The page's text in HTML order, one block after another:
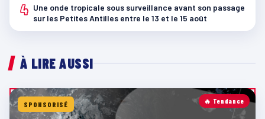
4 Une onde tropicale sous surveillance avant son passage
sur les Petites Antilles entre le 13 et le 15 août
À LIRE AUSSI
🔥 Tendance
SPONSORISÉ